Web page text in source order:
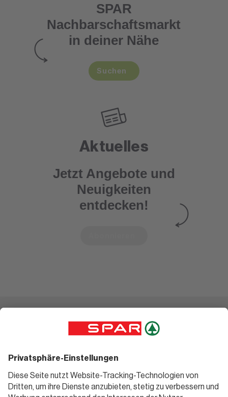
Aktuelles
Jetzt Angebote und
Neuigkeiten
entdecken!
SPAR
Nachbarschaftsmarkt
in deiner Nähe
Suchen
SPAR Friends
Standorte
Gutscheine
Geniessen
Rezeptwelt
Blog